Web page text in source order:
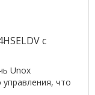
с
Unox
управления, что